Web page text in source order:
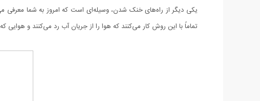
یکی دیگر از راه‌های خنک شدن، وسیله‌ای است که امروز به شما
تماماً با این روش کار می‌کنند که هوا را از جریان آب رد می‌کنند و